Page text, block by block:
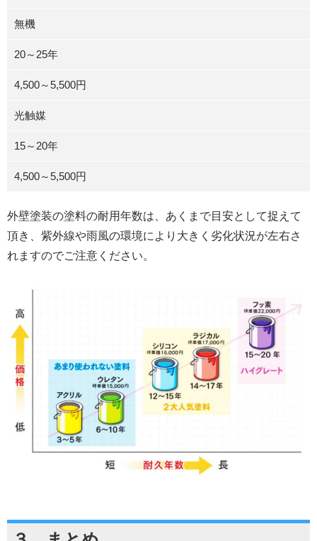
無機
20～25年
4,500～5,500円
光触媒
15～20年
4,500～5,500円
外壁塗装の塗料の耐用年数は、あくまで目安として捉えて
頂き、紫外線や雨風の環境により大きく劣化状況が左右さ
れますのでご注意ください。